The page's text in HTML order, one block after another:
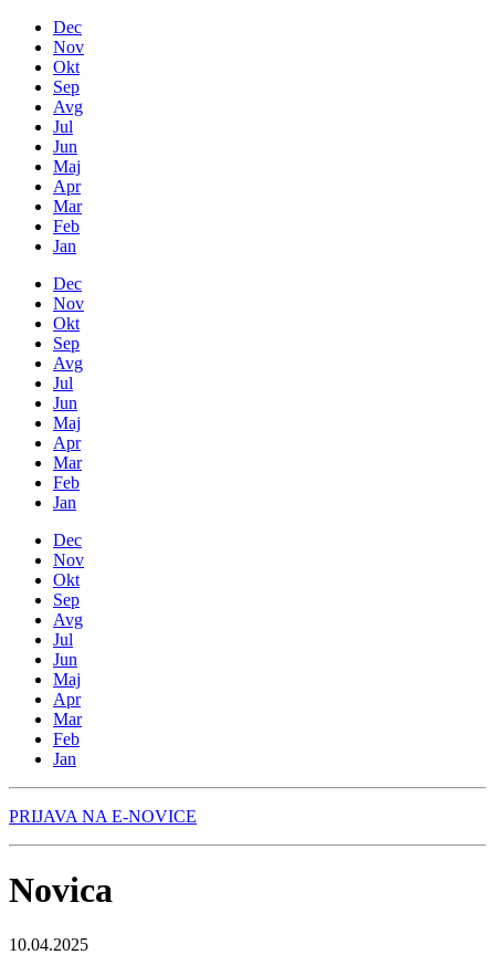
Dec
Nov
Okt
Sep
Avg
Jul
Jun
Maj
Apr
Mar
Feb
Jan
Dec
Nov
Okt
Sep
Avg
Jul
Jun
Maj
Apr
Mar
Feb
Jan
Dec
Nov
Okt
Sep
Avg
Jul
Jun
Maj
Apr
Mar
Feb
Jan
PRIJAVA NA E-NOVICE
Novica
10.04.2025